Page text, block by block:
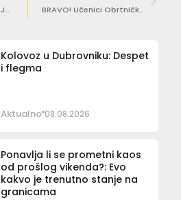
NOĆ SA SUBOTE NA NEDJELJU Policija pojačano nadzire četiri ubojice u prometu! BRAVO! Učenici Obrtničke i tehničke škole čistili školsko dvorište nakon slavlja maturanata
Kolovoz u Dubrovniku: Despet
i flegma
Aktualno 08.08.2026
Ponavlja li se prometni kaos
od prošlog vikenda?: Evo
kakvo je trenutno stanje na
granicama